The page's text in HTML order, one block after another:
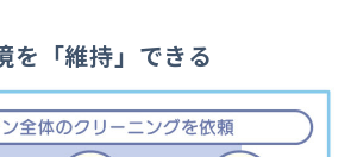
を「維持」できる